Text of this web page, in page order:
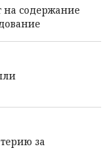
на содержание
за